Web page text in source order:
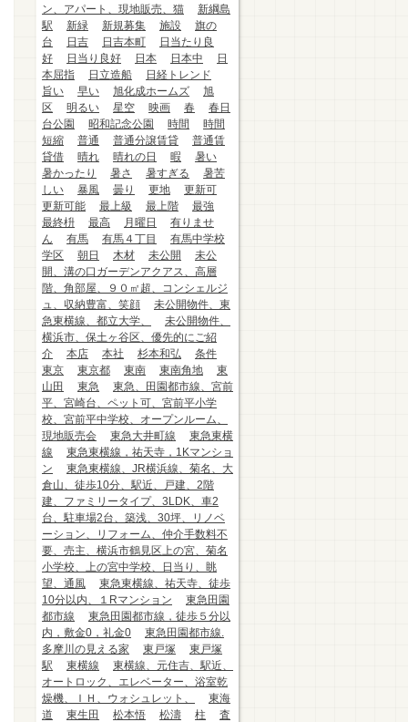
ン、アパート、現地販売、猫
新綱島
駅
新緑 新規募集 施設
旗の
台
日吉 日吉本町
日当たり良
好
日当り良好 日本 日本中
日
本屈指
日立造船
日経トレンド
旨い
早い 旭化成ホームズ
旭
区
明るい 星空 映画 春
春日
台公園
昭和記念公園 時間
時間
短縮
普通 普通分譲賃貸
普通賃
貸借
晴れ 晴れの日 暇
暑い
暑かったり
暑さ 暑すぎる
暑苦
しい
暴風 曇り 更地
更新可
更新可能
最上級 最上階
最強
最終枡
最高 月曜日
有りませ
ん
有馬 有馬４丁目
有馬中学校
学区
朝日 木材 未公開
未公
開、溝の口ガーデンアクアス、高層
階、角部屋、９０㎡超、コンシェルジ
ュ、収納豊富、笑顔
未公開物件、東
急東横線、都立大学、
未公開物件、
横浜市、保土ヶ谷区、優先的にご紹
介
本店 本社 杉本和弘
条件
東京
東京都 東南 東南角地
東
山田
東急
東急、田園都市線、宮前
平、宮崎台、ペット可、宮前平小学
校、宮前平中学校、オープンルーム、
現地販売会
東急大井町線
東急東横
線
東急東横線，祐天寺，1Kマンショ
ン
東急東横線、JR横浜線、菊名、大
倉山、徒歩10分、駅近、戸建、2階
建、ファミリータイプ、3LDK、車2
台、駐車場2台、築浅、30坪、リノベ
ーション、リフォーム、仲介手数料不
要、売主、横浜市鶴見区上の宮、菊名
小学校、上の宮中学校、日当り、眺
望、通風
東急東横線、祐天寺、徒歩
10分以内、１Rマンション
東急田園
都市線
東急田園都市線，徒歩５分以
内，敷金0，礼金0
東急田園都市線.
多摩川の見える家
東戸塚
東戸塚
駅
東横線
東横線、元住吉、駅近、
オートロック、エレベーター、浴室乾
燥機、ＩＨ、ウォシュレット、
東海
道
東生田 松本悟 松濤 柱
査